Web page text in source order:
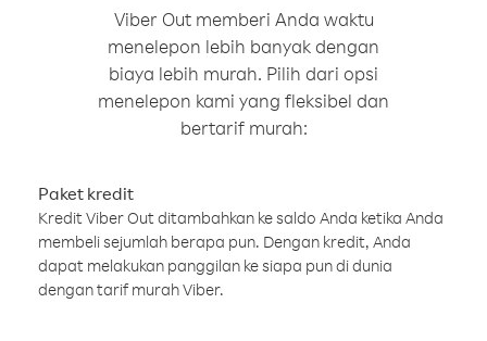
Viber Out memberi Anda waktu
menelepon lebih banyak dengan
biaya lebih murah. Pilih dari opsi
menelepon kami yang fleksibel dan
bertarif murah:
Paket kredit
Kredit Viber Out ditambahkan ke saldo Anda ketika Anda
membeli sejumlah berapa pun. Dengan kredit, Anda
dapat melakukan panggilan ke siapa pun di dunia
dengan tarif murah Viber.